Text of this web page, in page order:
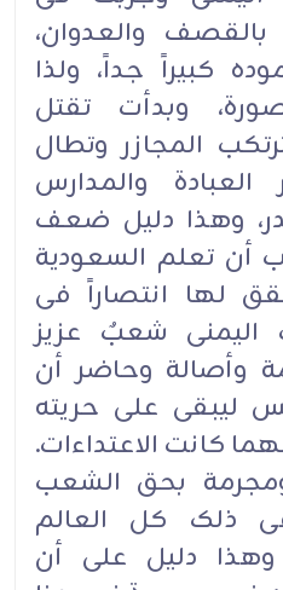
والعدوان،
کبیراً جداً، ولذا
وبدأت تقتل
المجازر وتطال
والمدارس
وهذا دلیل ضعف
أن تعلم السعودیة
لها انتصاراً فی
الیمنی شعبٌ عزیز
وأصالة وحاضر أن
لیبقی على حریته
کانت الاعتداءات.
بحق الشعب
فی ذلک کل العالم
وهذا دلیل على أن